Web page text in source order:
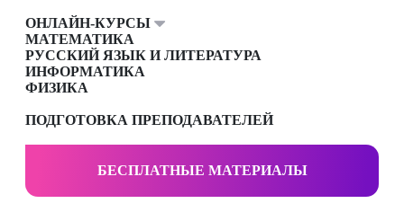
ОНЛАЙН-КУРСЫ
МАТЕМАТИКА
РУССКИЙ ЯЗЫК И ЛИТЕРАТУРА
ИНФОРМАТИКА
ФИЗИКА
ПОДГОТОВКА ПРЕПОДАВАТЕЛЕЙ
БЕСПЛАТНЫЕ МАТЕРИАЛЫ